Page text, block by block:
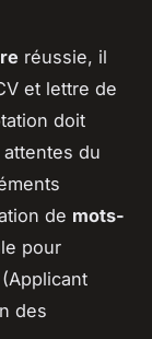
réussie, il
et lettre de
doit
du
de mots-
pour
des